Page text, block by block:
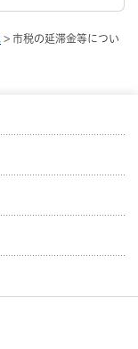
> 市税の延滞金等につい